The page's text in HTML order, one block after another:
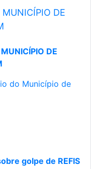
DE
DE
do Município de
golpe de REFIS